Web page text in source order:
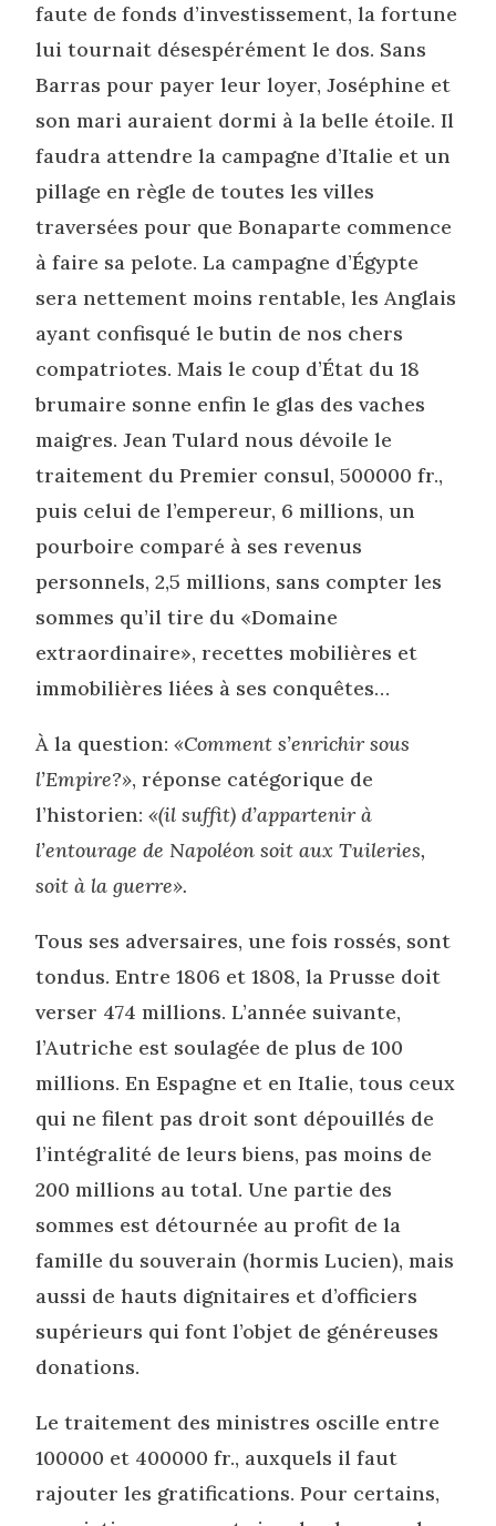
faute de fonds d’investissement, la fortune
lui tournait désespérément le dos. Sans
Barras pour payer leur loyer, Joséphine et
son mari auraient dormi à la belle étoile. Il
faudra attendre la campagne d’Italie et un
pillage en règle de toutes les villes
traversées pour que Bonaparte commence
à faire sa pelote. La campagne d’Égypte
sera nettement moins rentable, les Anglais
ayant confisqué le butin de nos chers
compatriotes. Mais le coup d’État du 18
brumaire sonne enfin le glas des vaches
maigres. Jean Tulard nous dévoile le
traitement du Premier consul, 500000 fr.,
puis celui de l’empereur, 6 millions, un
pourboire comparé à ses revenus
personnels, 2,5 millions, sans compter les
sommes qu’il tire du «Domaine
extraordinaire», recettes mobilières et
immobilières liées à ses conquêtes…
À la question:«Comment s’enrichir sous
l’Empire?», réponse catégorique de
l’historien:«(il suffit) d’appartenir à
l’entourage de Napoléon soit aux Tuileries,
soit à la guerre».
Tous ses adversaires, une fois rossés, sont
tondus. Entre 1806 et 1808, la Prusse doit
verser 474 millions. L’année suivante,
l’Autriche est soulagée de plus de 100
millions. En Espagne et en Italie, tous ceux
qui ne filent pas droit sont dépouillés de
l’intégralité de leurs biens, pas moins de
200 millions au total. Une partie des
sommes est détournée au profit de la
famille du souverain (hormis Lucien), mais
aussi de hauts dignitaires et d’officiers
supérieurs qui font l’objet de généreuses
donations.
Le traitement des ministres oscille entre
100000 et 400000 fr., auxquels il faut
rajouter les gratifications. Pour certains,